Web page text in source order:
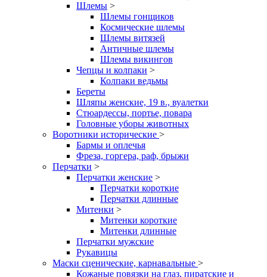
Шлемы >
Шлемы гонщиков
Космические шлемы
Шлемы витязей
Античные шлемы
Шлемы викингов
Чепцы и колпаки >
Колпаки ведьмы
Береты
Шляпы женские, 19 в., вуалетки
Стюардессы, портье, повара
Головные уборы животных
Воротники исторические >
Бармы и оплечья
Фреза, горгера, раф, брыжи
Перчатки >
Перчатки женские >
Перчатки короткие
Перчатки длинные
Митенки >
Митенки короткие
Митенки длинные
Перчатки мужские
Рукавицы
Маски сценические, карнавальные >
Кожаные повязки на глаз, пиратские и